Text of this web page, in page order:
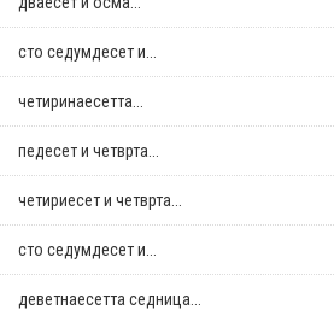
сто седумдесет и...
четиринаесетта...
педесет и четврта...
четириесет и четврта...
сто седумдесет и...
деветнаесетта седница...